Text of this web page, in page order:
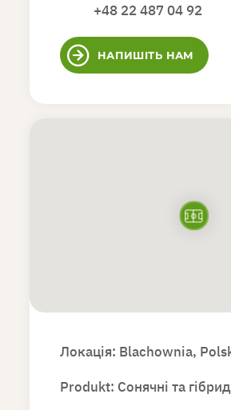
+48 22 487 04 92
НАПИШІТЬ НАМ
Локація: Blachownia,
Produkt: Сонячні та